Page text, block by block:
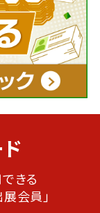
きる
会員」